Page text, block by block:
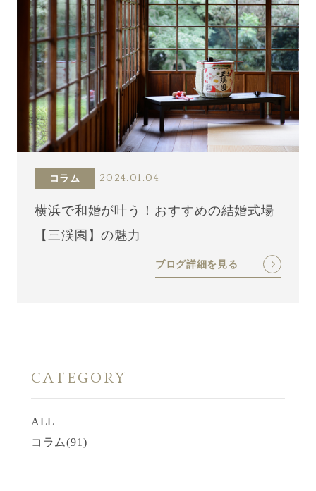
コラム 2024.01.04
横浜で和婚が叶う！おすすめの結婚式場
【三渓園】の魅力
ブログ詳細を見る
CATEGORY
ALL
コラム(91)